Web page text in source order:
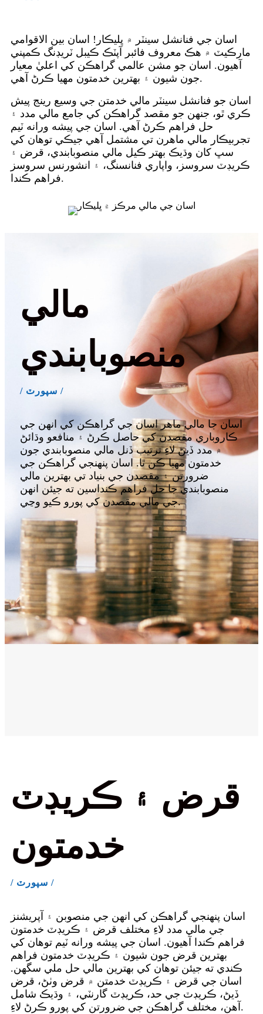
اسان جي فنانشل سينٽر ۾ ڀليڪار! اسان بين الاقوامي
مارڪيٽ ۾ هڪ معروف فائبر آپٽڪ ڪيبل ٽريڊنگ ڪمپني
آهيون. اسان جو مشن عالمي گراهڪن کي اعليٰ معيار
جون شيون ۽ بهترين خدمتون مهيا ڪرڻ آهي.
اسان جو فنانشل سينٽر مالي خدمتن جي وسيع رينج پيش
ڪري ٿو، جنهن جو مقصد گراهڪن کي جامع مالي مدد ۽
حل فراهم ڪرڻ آهي. اسان جي پيشه ورانه ٽيم
تجربيڪار مالي ماهرن تي مشتمل آهي جيڪي توهان کي
سڀ کان وڌيڪ بهتر ڪيل مالي منصوبابندي، قرض ۽
ڪريڊٽ سروسز، واپاري فنانسنگ، ۽ انشورنس سروسز
فراهم ڪندا.
مالي
منصوبابندي
/ سپورٽ /
اسان جا مالي ماهر اسان جي گراهڪن کي انهن جي
ڪاروباري مقصدن کي حاصل ڪرڻ ۽ منافعو وڌائڻ
۾ مدد ڏيڻ لاءِ ترتيب ڏنل مالي منصوبابندي جون
خدمتون مهيا ڪن ٿا. اسان پنهنجي گراهڪن جي
ضرورتن ۽ مقصدن جي بنياد تي بهترين مالي
منصوبابندي جا حل فراهم ڪنداسين ته جيئن انهن
جي مالي مقصدن کي پورو ڪيو وڃي.
قرض ۽ ڪريڊٽ
خدمتون
/ سپورٽ /
اسان پنهنجي گراهڪن کي انهن جي منصوبن ۽ آپريشنز
جي مالي مدد لاءِ مختلف قرض ۽ ڪريڊٽ خدمتون
فراهم ڪندا آهيون. اسان جي پيشه ورانه ٽيم توهان کي
بهترين قرض جون شيون ۽ ڪريڊٽ خدمتون فراهم
ڪندي ته جيئن توهان کي بهترين مالي حل ملي سگهن.
اسان جي قرض ۽ ڪريڊٽ خدمتن ۾ قرض وٺڻ، قرض
ڏيڻ، ڪريڊٽ جي حد، ڪريڊٽ گارنٽي، ۽ وڌيڪ شامل
آهن، مختلف گراهڪن جي ضرورتن کي پورو ڪرڻ لاءِ.